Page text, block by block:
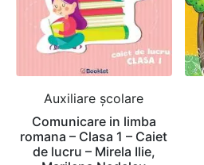
Auxiliare şcolare
Comunicare in limba
romana – Clasa 1 – Caiet
de lucru – Mirela Ilie,